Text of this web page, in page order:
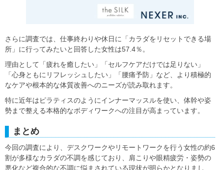
さらに調査では、仕事終わりや休日に「カラダをリセットできる場
所」に行ってみたいと回答した女性は57.4％。
理由として「疲れを癒したい」「セルフケアだけでは足りない」
「心身ともにリフレッシュしたい」「腰痛予防」など、より積極的
なケアや根本的な体質改善へのニーズが読み取れます。
特に近年はピラティスのようにインナーマッスルを使い、体幹や姿
勢まで整える本格的なボディワークへの注目が高まっています。
まとめ
今回の調査により、デスクワークやリモートワークを行う女性の約6
割が多様なカラダの不調を感じており、肩こりや眼精疲労・姿勢の
悪化など複合的な不調に悩まされている現状が明らかとなりまし